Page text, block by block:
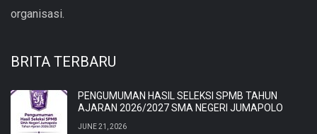
organisasi.
BRITA TERBARU
PENGUMUMAN HASIL SELEKSI SPMB TAHUN
AJARAN 2026/2027 SMA NEGERI JUMAPOLO
JUNE 21, 2026